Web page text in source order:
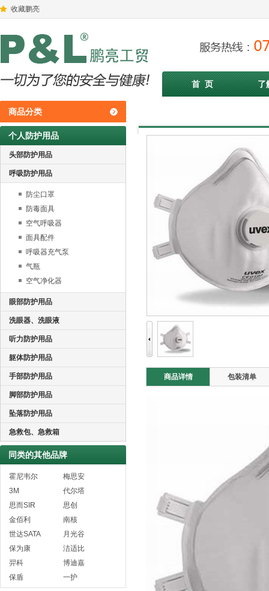
收藏鹏亮
首 页 了
商品分类
个人防护用品
头部防护用品
呼吸防护用品
防尘口罩
防毒面具
空气呼吸器
面具配件
呼吸器充气泵
气瓶
空气净化器
眼部防护用品
洗眼器、洗眼液
听力防护用品
躯体防护用品
手部防护用品
脚部防护用品
坠落防护用品
急救包、急救箱
同类的其他品牌
霍尼韦尔
梅思安
3M
代尔塔
思而SIR
思创
金佰利
南核
世达SATA
月光谷
保为康
洁适比
羿科
博迪嘉
保盾
一护
商品详情 包装清单